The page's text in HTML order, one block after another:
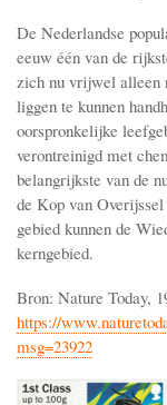
De Nederlandse
eeuw één van de
zich nu vrijwel alleen
liggen te kunnen
oorspronkelijke
verontreinigd met
belangrijkste van de
de Kop van
gebied kunnen de
kerngebied.
Bron: Nature Today,
https://
msg=23922